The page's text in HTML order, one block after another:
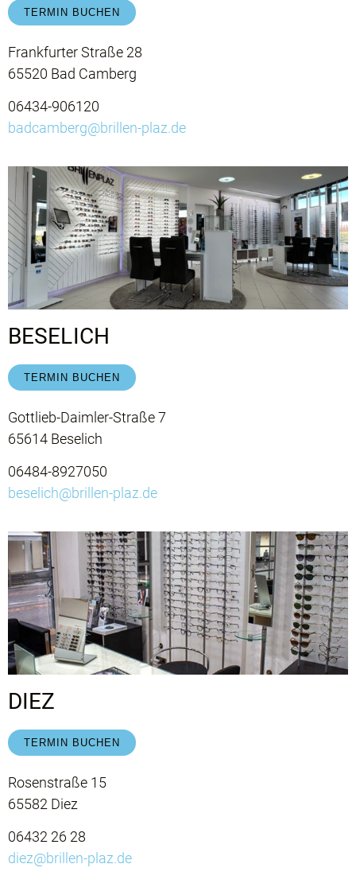
TERMIN BUCHEN
Frankfurter Straße 28
65520 Bad Camberg
06434-906120
badcamberg@brillen-plaz.de
BESELICH
TERMIN BUCHEN
Gottlieb-Daimler-Straße 7
65614 Beselich
06484-8927050
beselich@brillen-plaz.de​
DIEZ
TERMIN BUCHEN
Rosenstraße 15
65582 Diez
06432 26 28
diez@brillen-plaz.de